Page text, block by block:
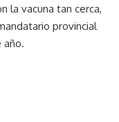
la vacuna tan cerca,
provincial
año.